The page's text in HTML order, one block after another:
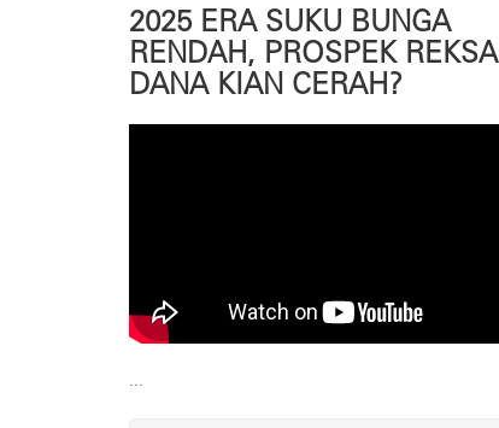
2025 ERA SUKU BUNGA
RENDAH, PROSPEK REKSA
DANA KIAN CERAH?
...